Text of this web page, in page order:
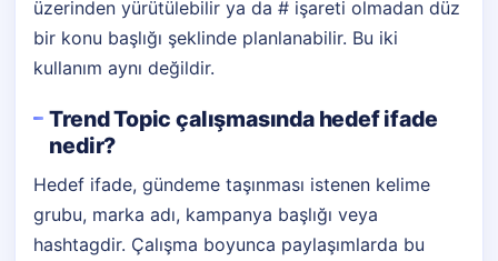
üzerinden yürütülebilir ya da # işareti olmadan düz
bir konu başlığı şeklinde planlanabilir. Bu iki
kullanım aynı değildir.
Trend Topic çalışmasında hedef ifade
nedir?
Hedef ifade, gündeme taşınması istenen kelime
grubu, marka adı, kampanya başlığı veya
hashtagdir. Çalışma boyunca paylaşımlarda bu